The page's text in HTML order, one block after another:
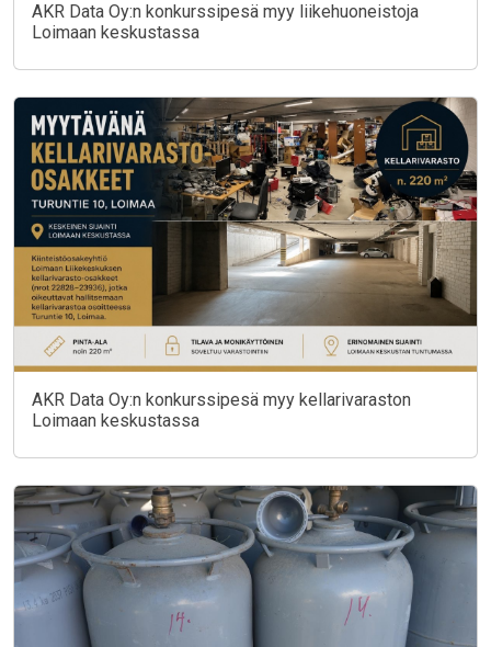
AKR Data Oy:n konkurssipesä myy liikehuoneistoja
Loimaan keskustassa
AKR Data Oy:n konkurssipesä myy kellarivaraston
Loimaan keskustassa